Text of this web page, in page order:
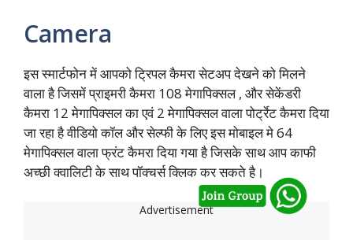
Camera
इस स्मार्टफोन में आपको ट्रिपल कैमरा सेटअप देखने को मिलने
वाला है जिसमें प्राइमरी कैमरा 108 मेगापिक्सल , और सेकेंडरी
कैमरा 12 मेगापिक्सल का एवं 2 मेगापिक्सल वाला पोर्ट्रेट कैमरा दिया
जा रहा है वीडियो कॉल और सेल्फी के लिए इस मोबाइल मे 64
मेगापिक्सल वाला फ्रंट कैमरा दिया गया है जिसके साथ आप काफी
अच्छी क्वालिटी के साथ पॉक्चर्स क्लिक कर सकते है।